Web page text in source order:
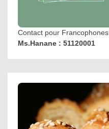
Contact pour Francophones
Ms.Hanane : 51120001